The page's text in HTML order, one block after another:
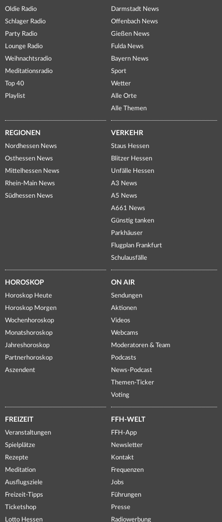
Oldie Radio
Schlager Radio
Party Radio
Lounge Radio
Weihnachtsradio
Meditationsradio
Top 40
Playlist
Darmstadt News
Offenbach News
Gießen News
Fulda News
Bayern News
Sport
Wetter
Alle Orte
Alle Themen
REGIONEN
Nordhessen News
Osthessen News
Mittelhessen News
Rhein-Main News
Südhessen News
VERKEHR
Staus Hessen
Blitzer Hessen
Unfälle Hessen
A3 News
A5 News
A661 News
Günstig tanken
Parkhäuser
Flugplan Frankfurt
Schulausfälle
HOROSKOP
Horoskop Heute
Horoskop Morgen
Wochenhoroskop
Monatshoroskop
Jahreshoroskop
Partnerhoroskop
Aszendent
ON AIR
Sendungen
Aktionen
Videos
Webcams
Moderatoren & Team
Podcasts
News-Podcast
Themen-Ticker
Voting
FREIZEIT
Veranstaltungen
Spielplätze
Rezepte
Meditation
Ausflugsziele
Freizeit-Tipps
Ticketshop
Lotto Hessen
FFH-WELT
FFH-App
Newsletter
Kontakt
Frequenzen
Jobs
Führungen
Presse
Radiowerbung